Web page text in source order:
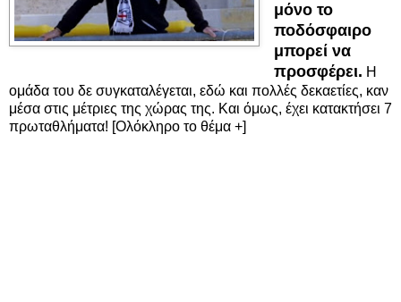
μόνο το
ποδόσφαιρο
μπορεί να
προσφέρει. Η
ομάδα του δε συγκαταλέγεται, εδώ και πολλές δεκαετίες, καν
μέσα στις μέτριες της χώρας της. Και όμως, έχει κατακτήσει 7
πρωταθλήματα! [Ολόκληρο το θέμα +]